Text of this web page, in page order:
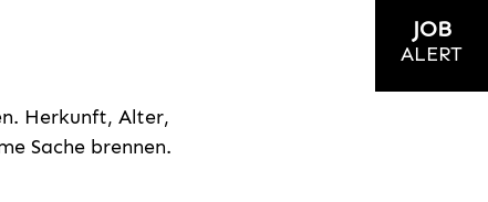
Herkunft, Alter,
Sache brennen.
JOB
ALERT